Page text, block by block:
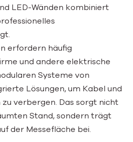
LED-Wänden kombiniert
erfordern häufig
und andere elektrische
Systeme von
Lösungen, um Kabel und
verbergen. Das sorgt nicht
Stand, sondern trägt
der Messefläche bei.